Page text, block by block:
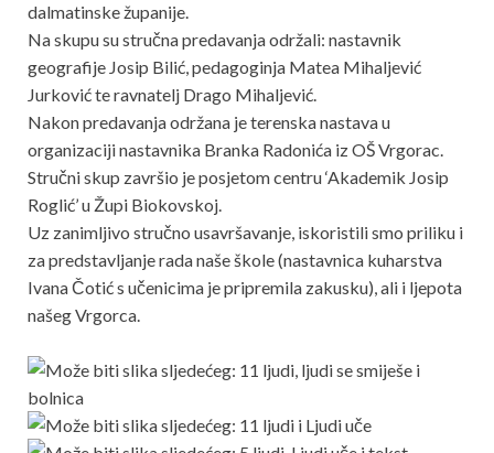
dalmatinske županije.
Na skupu su stručna predavanja održali: nastavnik
geografije Josip Bilić, pedagoginja Matea Mihaljević
Jurković te ravnatelj Drago Mihaljević.
Nakon predavanja održana je terenska nastava u
organizaciji nastavnika Branka Radonića iz OŠ Vrgorac.
Stručni skup završio je posjetom centru ‘Akademik Josip
Roglić’ u Župi Biokovskoj.
Uz zanimljivo stručno usavršavanje, iskoristili smo priliku i
za predstavljanje rada naše škole (nastavnica kuharstva
Ivana Čotić s učenicima je pripremila zakusku), ali i ljepota
našeg Vrgorca.